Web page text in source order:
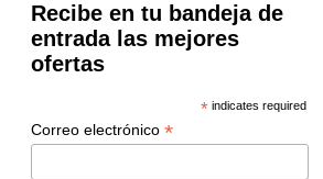
Recibe en tu bandeja de
entrada las mejores
ofertas
*indicates required
Correo electrónico *